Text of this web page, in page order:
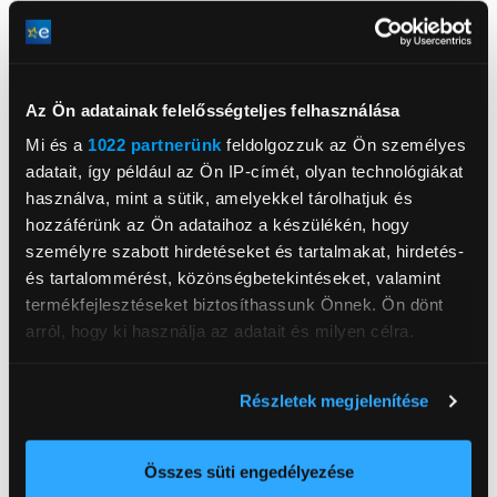
Az Ön adatainak felelősségteljes felhasználása
Mi és a 1022 partnerünk feldolgozzuk az Ön személyes
adatait, így például az Ön IP-címét, olyan technológiákat
használva, mint a sütik, amelyekkel tárolhatjuk és
hozzáférünk az Ön adataihoz a készülékén, hogy
személyre szabott hirdetéseket és tartalmakat, hirdetés-
és tartalommérést, közönségbetekintéseket, valamint
termékfejlesztéseket biztosíthassunk Önnek. Ön dönt
arról, hogy ki használja az adatait és milyen célra.
elhelyezkedéséről pár méteres pontossággal
Az Ön készülékén beazonosítása annak konkrét
Részletek megjelenítése
Összes süti engedélyezése
www8.hp.com/hu
1138, Budapest, Népfürdő 22
Processzor
AMD Ryzen™ 5 7520U
Operációs rendszer
FreeDOS
Memória mérete RAM
8 GB
Háttértár mérete
512 GB
Videókártya
AMD Radeon™ Graphics
Kijelző mérete
15,6 inch
SSD
1,59 kg